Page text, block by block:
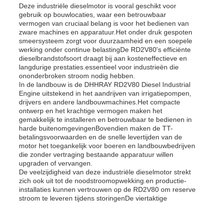
Deze industriële dieselmotor is vooral geschikt voor
gebruik op bouwlocaties, waar een betrouwbaar
vermogen van cruciaal belang is voor het bedienen van
zware machines en apparatuur.Het onder druk gespoten
smeersysteem zorgt voor duurzaamheid en een soepele
werking onder continue belastingDe RD2V80's efficiënte
dieselbrandstofsoort draagt bij aan kosteneffectieve en
langdurige prestaties.essentieel voor industrieën die
ononderbroken stroom nodig hebben.
In de landbouw is de DHHRAY RD2V80 Diesel Industrial
Engine uitstekend in het aandrijven van irrigatiepompen,
drijvers en andere landbouwmachines.Het compacte
ontwerp en het krachtige vermogen maken het
gemakkelijk te installeren en betrouwbaar te bedienen in
harde buitenomgevingenBovendien maken de TT-
betalingsvoorwaarden en de snelle levertijden van de
motor het toegankelijk voor boeren en landbouwbedrijven
die zonder vertraging bestaande apparatuur willen
upgraden of vervangen.
De veelzijdigheid van deze industriële dieselmotor strekt
zich ook uit tot de noodstroomopwekking.en productie-
installaties kunnen vertrouwen op de RD2V80 om reserve
stroom te leveren tijdens storingenDe viertaktige